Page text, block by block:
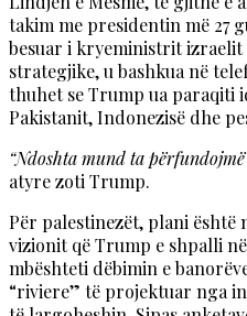
takim me presidentin më 27
besuar i kryeministrit
strategjike, u bashkua në
thuhet se Trump ua paraqiti
Pakistanit, Indonezisë dhe
“Ndoshta mund ta
atyre zoti Trump.
Për palestinezët, plani është
vizionit që Trump e shpalli
mbështeti dëbimin e
“riviere” të projektuar nga